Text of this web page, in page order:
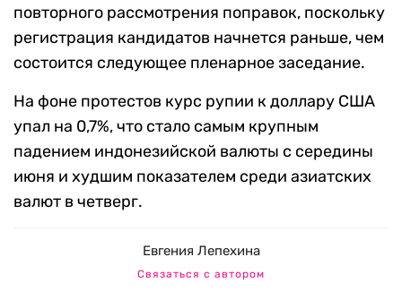
повторного рассмотрения поправок, поскольку
регистрация кандидатов начнется раньше, чем
состоится следующее пленарное заседание.
На фоне протестов курс рупии к доллару США
упал на 0,7%, что стало самым крупным
падением индонезийской валюты с середины
июня и худшим показателем среди азиатских
валют в четверг.
Евгения Лепехина
Связаться с автором